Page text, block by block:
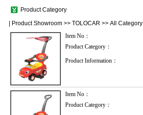
Product Category
Product Showroom >> TOLOCAR >> All Category
Item No：
Product Category：
Product Information：
Item No：
Product Category：